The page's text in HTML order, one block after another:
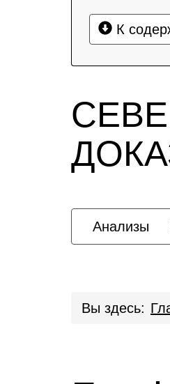
К
Анализы
Вы здесь: